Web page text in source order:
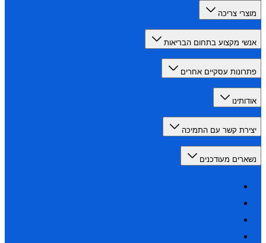
צריכה
מקצוע בתחום הבריאות
עסקיים אחרים
קשר עם התמיכה
מעודכנים